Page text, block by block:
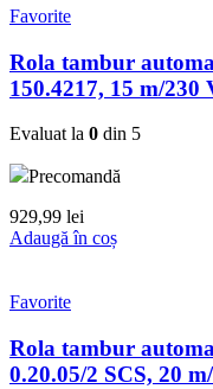
Favorite
Rola tambur
150.4217, 15 m/230
Evaluat la 0 din 5
Precomandă
929,99 lei
Adaugă în coș
Favorite
Rola tambur
0.20.05/2 SCS, 20